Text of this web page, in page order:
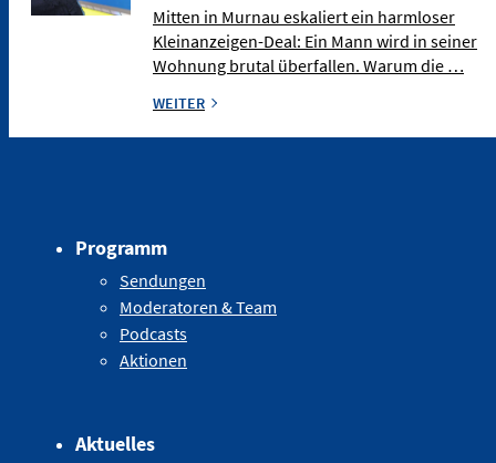
Mitten in Murnau eskaliert ein harmloser
Kleinanzeigen-Deal: Ein Mann wird in seiner
Wohnung brutal überfallen. Warum die …
WEITER
Programm
Sendungen
Moderatoren & Team
Podcasts
Aktionen
Aktuelles